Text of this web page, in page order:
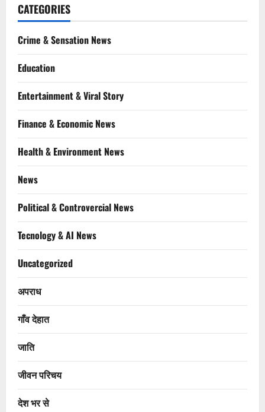
CATEGORIES
Crime & Sensation News
Education
Entertainment & Viral Story
Finance & Economic News
Health & Environment News
News
Political & Controvercial News
Tecnology & AI News
Uncategorized
अपराध
गाँव देहात
जाति
जीवन परिचय
देश भर से